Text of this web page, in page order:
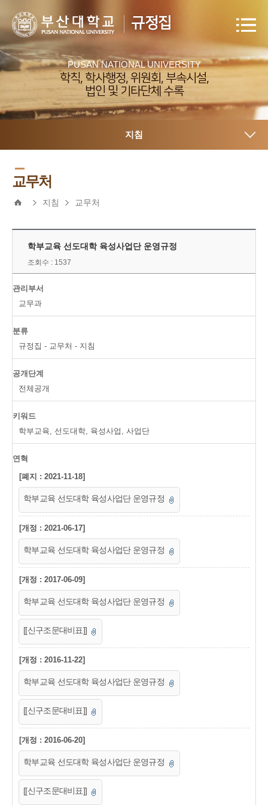
규정집
PUSAN NATIONAL UNIVERSITY
학칙, 학사행정, 위원회, 부속시설,
법인 및 기타단체 수록
지침
교무처
지침 교무처
학부교육 선도대학 육성사업단 운영규정
조회수 : 1537
관리부서
교무과
분류
규정집 - 교무처 - 지침
공개단계
전체공개
키워드
학부교육, 선도대학, 육성사업, 사업단
연혁
[폐지 : 2021-11-18]
학부교육 선도대학 육성사업단 운영규정
[개정 : 2021-06-17]
학부교육 선도대학 육성사업단 운영규정
[개정 : 2017-06-09]
학부교육 선도대학 육성사업단 운영규정
[[신구조문대비표]]
[개정 : 2016-11-22]
학부교육 선도대학 육성사업단 운영규정
[[신구조문대비표]]
[개정 : 2016-06-20]
학부교육 선도대학 육성사업단 운영규정
[[신구조문대비표]]